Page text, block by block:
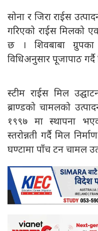
सोना र जिरा राईस
गरिएको राईस मिलको
छ । शिवबाबा ग्रुपका
विधिअनुसार पूजापाठ
स्टीम राईस मिल
ब्राण्डको चामलको
१९९७ मा स्थापना
स्तरोन्नती गर्दै मिल
घण्टामा पाँच टन चामल